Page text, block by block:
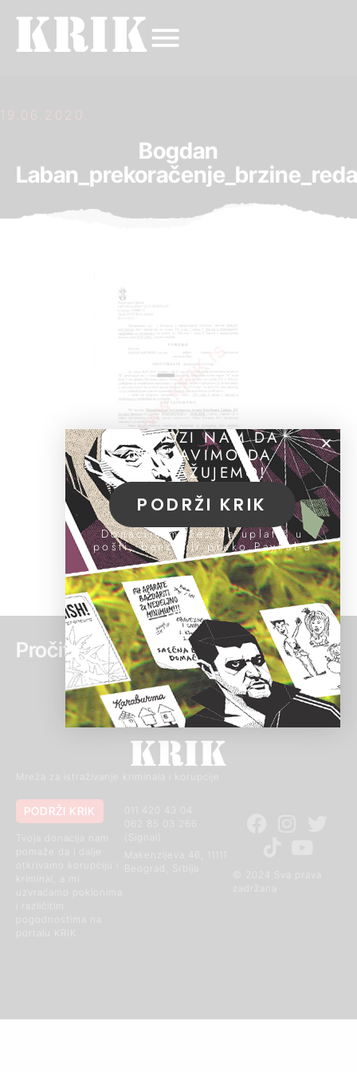
19.06.2020.
Bogdan
Pročitaj još:
Mreža za istraživanje kriminala i korupcije
© 2024 Sva prava
011 420 43 04
Makenzijeva 46, 11111
PODRŽI KRIK
otkrivamo korupciju i
kriminal, a mi
uzvraćamo poklonima
i različitim
pogodnostima na
portalu KRIK.
POMOZI NAM DA
NASTAVIMO DA
ISTRAŽUJEMO!
PODRŽI KRIK
Donacije možeš da uplatiš u
pošti, banci ili preko PayPal-a